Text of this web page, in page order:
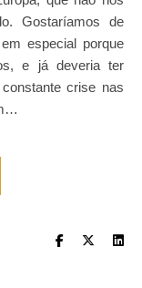
Gostaríamos de
especial porque
e já deveria ter
crise nas